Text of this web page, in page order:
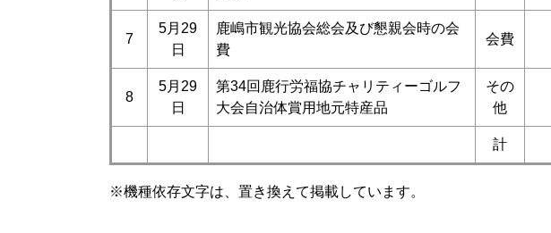
7
5月29
日
鹿嶋市観光協会総会及び懇親会時の会
費
会費
8
5月29
日
第34回鹿行労福協チャリティーゴルフ
大会自治体賞用地元特産品
その
他
計
※機種依存文字は、置き換えて掲載しています。